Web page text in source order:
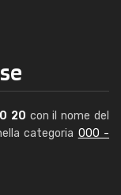
20 con il nome del
categoria 000 -